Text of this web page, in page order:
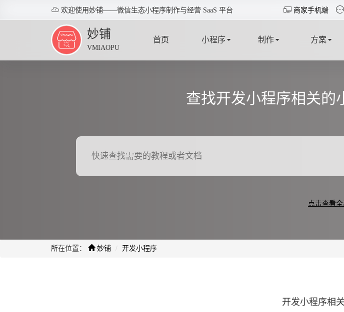
 欢迎使用妙铺——微信生态小程序制作与经营 SaaS 平台  商家手机端 
妙铺
VMIAOPU
首页 小程序 制作 方案
查找开发小程序相关的
点击查看
所在位置： 妙铺 开发小程序
开发小程序相